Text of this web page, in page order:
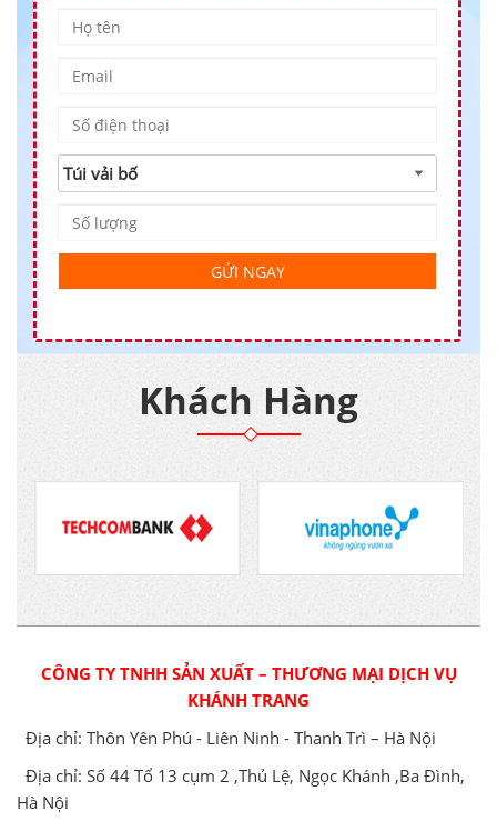
Khách Hàng
CÔNG TY TNHH SẢN XUẤT – THƯƠNG MẠI DỊCH VỤ
KHÁNH TRANG
Địa chỉ: Thôn Yên Phú - Liên Ninh - Thanh Trì – Hà Nội
Địa chỉ: Số 44 Tổ 13 cụm 2 ,Thủ Lệ, Ngọc Khánh ,Ba Đình,
Hà Nội